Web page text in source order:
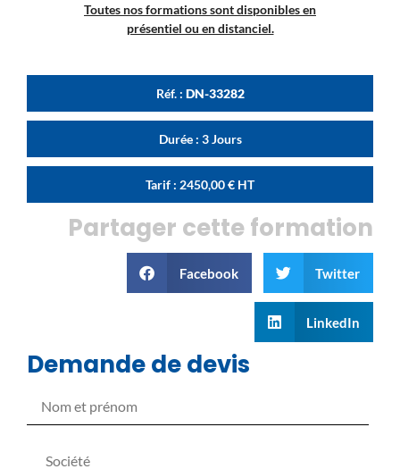
Toutes nos formations sont disponibles en
présentiel ou en distanciel.
Réf. : DN-33282
Durée : 3 Jours
Tarif : 2450,00€ HT
Partager cette formation
Facebook Twitter
LinkedIn
Demande de devis